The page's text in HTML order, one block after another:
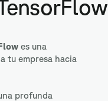
es una
tu empresa hacia
profunda